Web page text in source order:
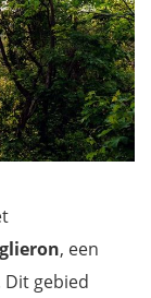
, een
gebied